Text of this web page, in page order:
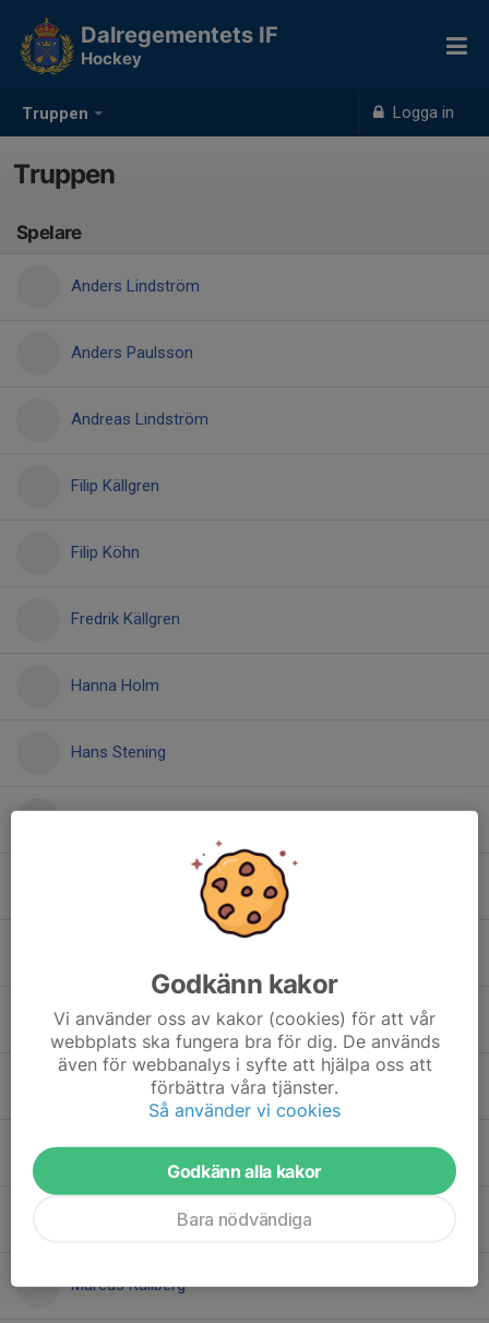
Truppen Logga in
Dalregementets IF
Hockey
Truppen
Spelare
Anders Lindström
Anders Paulsson
Andreas Lindström
Filip Källgren
Filip Köhn
Fredrik Källgren
Hanna Holm
Hans Stening
Jonas Högsten
Karl Sjökvist
Lars Rutgersson
Marcus Kallberg
Godkänn kakor
Vi använder oss av kakor (cookies) för att vår
webbplats ska fungera bra för dig. De används
även för webbanalys i syfte att hjälpa oss att
förbättra våra tjänster.
Så använder vi cookies
Godkänn alla kakor
Bara nödvändiga